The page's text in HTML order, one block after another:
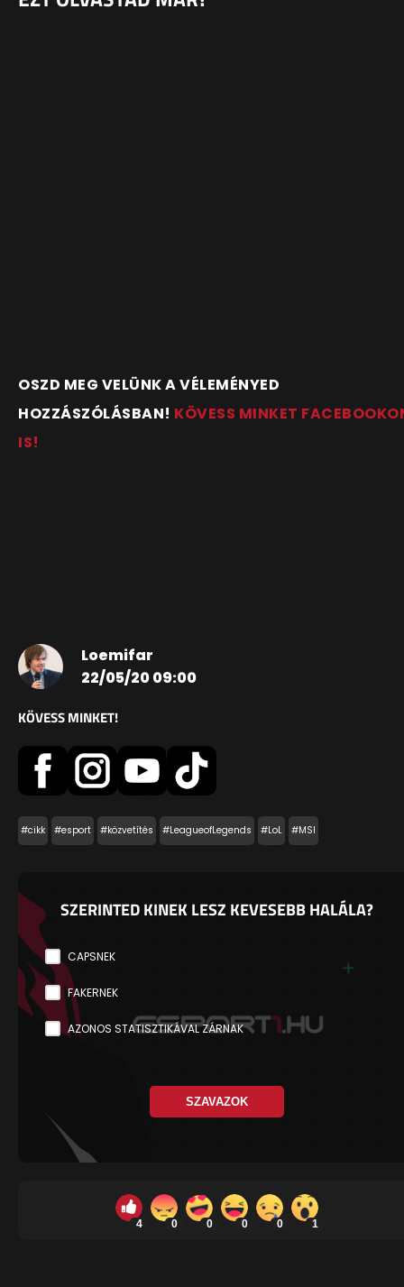
OSZD MEG VELÜNK A VÉLEMÉNYED
HOZZÁSZÓLÁSBAN! KÖVESS MINKET
IS!
Loemifar
22/05/20 09:00
KÖVESS MINKET!
#cikk #esport #közvetítés #LeagueofLegends #LoL #MSI
SZERINTED KINEK LESZ KEVESEBB HALÁLA?
CAPSNEK
FAKERNEK
AZONOS STATISZTIKÁVAL ZÁRNAK
SZAVAZOK
4 0 0 0 0 1